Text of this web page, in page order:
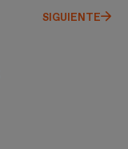
SIGUIENTE